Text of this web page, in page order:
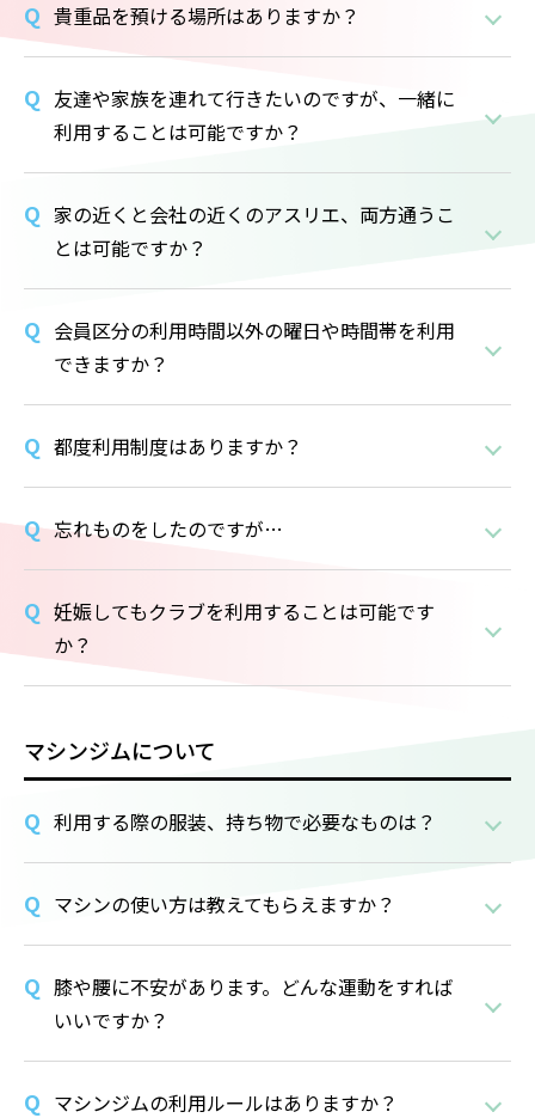
貴重品を預ける場所はありますか？
友達や家族を連れて行きたいのですが、一緒に
利用することは可能ですか？
家の近くと会社の近くのアスリエ、両方通うこ
とは可能ですか？
会員区分の利用時間以外の曜日や時間帯を利用
できますか？
都度利用制度はありますか？
忘れものをしたのですが…
妊娠してもクラブを利用することは可能です
か？
マシンジムについて
利用する際の服装、持ち物で必要なものは？
マシンの使い方は教えてもらえますか？
膝や腰に不安があります。どんな運動をすれば
いいですか？
マシンジムの利用ルールはありますか？